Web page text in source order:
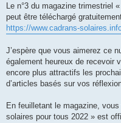
g
Le n°3 du magazine trimestriel
peut être téléchargé
https://www.cadrans-
J’espère que vous aimerez ce
également heureux de recevoir
encore plus attractifs les
d’articles basés sur vos
En feuilletant le magazine,
solaires pour tous 2022 » est